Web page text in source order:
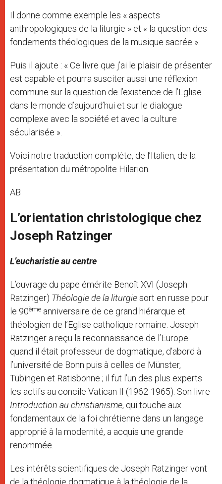
Il donne comme exemple les « aspects
anthropologiques de la liturgie » et « la question des
fondements théologiques de la musique sacrée ».
Puis il ajoute : « Ce livre que j’ai le plaisir de présenter
est capable et pourra susciter aussi une réflexion
commune sur la question de l’existence de l’Eglise
dans le monde d’aujourd’hui et sur le dialogue
complexe avec la société et avec la culture
sécularisée ».
Voici notre traduction complète, de l’Italien, de la
présentation du métropolite Hilarion.
AB
L’orientation christologique chez
Joseph Ratzinger
L’eucharistie au centre
L’ouvrage du pape émérite Benoît XVI (Joseph
Ratzinger) Théologie de la liturgiesort en russe pour
le 90ème anniversaire de ce grand hiérarque et
théologien de l’Eglise catholique romaine. Joseph
Ratzinger a reçu la reconnaissance de l’Europe
quand il était professeur de dogmatique, d’abord à
l’université de Bonn puis à celles de Münster,
Tübingen et Ratisbonne ; il fut l’un des plus experts
les actifs au concile Vatican II (1962-1965). Son livre
Introduction au christianisme, qui touche aux
fondamentaux de la foi chrétienne dans un langage
approprié à la modernité, a acquis une grande
renommée.
Les intérêts scientifiques de Joseph Ratzinger vont
de la théologie dogmatique à la théologie de la